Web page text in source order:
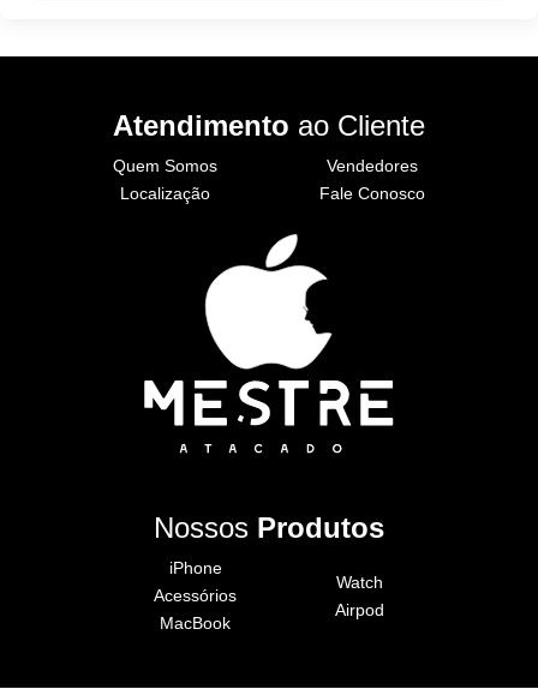
Atendimento ao Cliente
Quem Somos
Localização
Vendedores
Fale Conosco
Nossos Produtos
iPhone
Acessórios
MacBook
Watch
Airpod